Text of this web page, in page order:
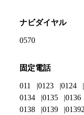
ナビダイヤル
0570
固定電話
011 0123 0124
0134
0135 0136
0138
0139 01392